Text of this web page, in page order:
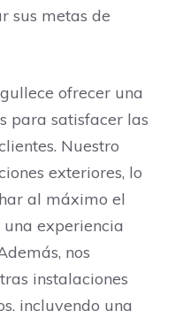
sus metas de
ofrecer una
para satisfacer las
Nuestro
exteriores, lo
al máximo el
experiencia
nos
instalaciones
incluyendo una